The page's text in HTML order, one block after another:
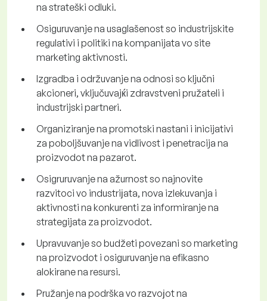
na strateški odluki.
Osiguruvanje na usaglašenost so industrijskite
regulativi i politiki na kompanijata vo site
marketing aktivnosti.
Izgradba i održuvanje na odnosi so ključni
akcioneri, vključuvajќi zdravstveni pružateli i
industrijski partneri.
Organiziranje na promotski nastani i inicijativi
za poboljšuvanje na vidlivost i penetracija na
proizvodot na pazarot.
Osigruruvanje na ažurnost so najnovite
razvitoci vo industriјata, nova izlekuvanja i
aktivnosti na konkurenti za informiranje na
strategijata za proizvodot.
Upravuvanje so budžeti povezani so marketing
na proizvodot i osiguruvanje na efikasno
alokirane na resursi.
Pružanje na podrška vo razvoјot na